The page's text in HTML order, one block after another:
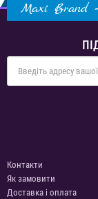
Maxi Brand
Контакти
Як замовити
Доставка і оплата